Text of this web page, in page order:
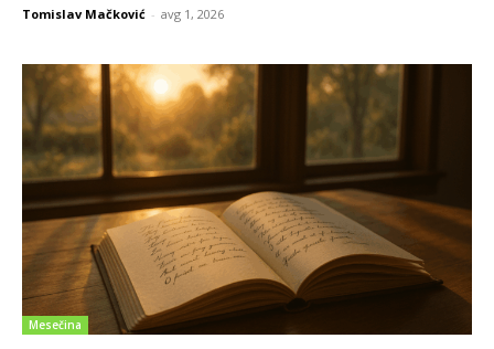
Tomislav Mačković - avg 1, 2026
Mesečina